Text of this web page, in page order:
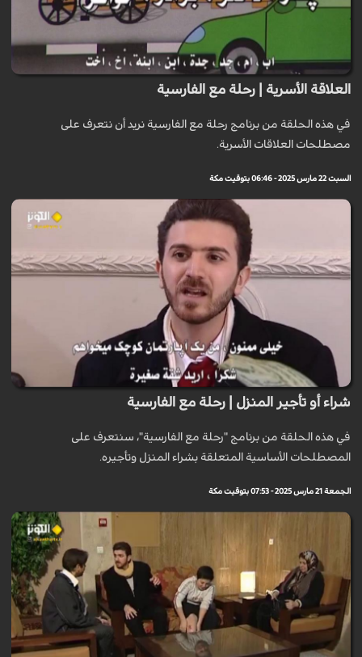
العلاقة الأسرية | رحلة مع الفارسية
في هذه الحلقة من برنامج رحلة مع الفارسية نريد أن نتعرف على
مصطلحات العلاقات الأسرية.
السبت 22 مارس 2025 - 06:46 بتوقيت مكة
شراء أو تأجير المنزل | رحلة مع الفارسية
في هذه الحلقة من برنامج "رحلة مع الفارسية"، سنتعرف على
المصطلحات الأساسية المتعلقة بشراء المنزل وتأجيره.
الجمعة 21 مارس 2025 - 07:53 بتوقيت مكة